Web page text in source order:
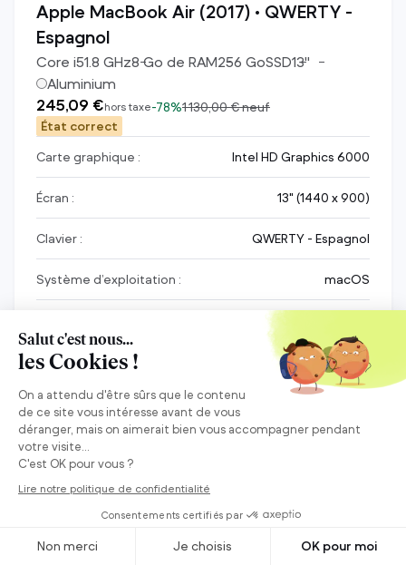
Apple MacBook Air (2017) • QWERTY -
Espagnol
Core i51.8 GHz8Go de RAM256 GoSSD13"
Aluminium
245,09 €hors taxe-78%1 130,00 €neuf
État correct
Carte graphique :
Intel HD Graphics 6000
Écran : 13" (1440 x 900)
Clavier : QWERTY - Espagnol
Système d’exploitation : macOS
Batterie : Neuve
1